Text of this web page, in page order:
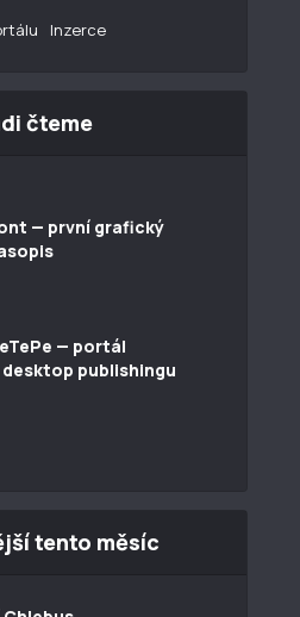
Inzerce
čteme
— první grafický
— portál
desktop publishingu
tento měsíc